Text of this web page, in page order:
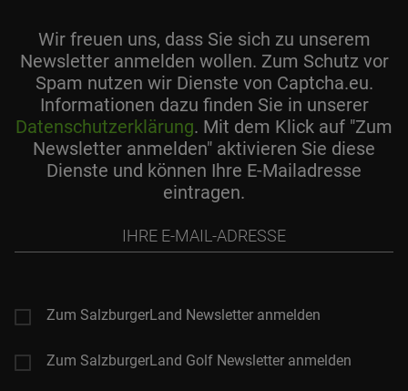
Wir freuen uns, dass Sie sich zu unserem
Newsletter anmelden wollen. Zum Schutz vor
Spam nutzen wir Dienste von Captcha.eu.
Informationen dazu finden Sie in unserer
Datenschutzerklärung. Mit dem Klick auf "Zum
Newsletter anmelden" aktivieren Sie diese
Dienste und können Ihre E-Mailadresse
eintragen.
Mail-
Zum SalzburgerLand Newsletter anmelden
Zum SalzburgerLand Golf Newsletter anmelden